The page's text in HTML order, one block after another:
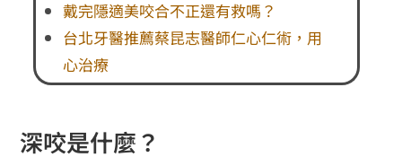
戴完隱適美咬合不正還有救嗎？
台北牙醫推薦蔡昆志醫師仁心仁術，用
心治療
深咬是什麼？